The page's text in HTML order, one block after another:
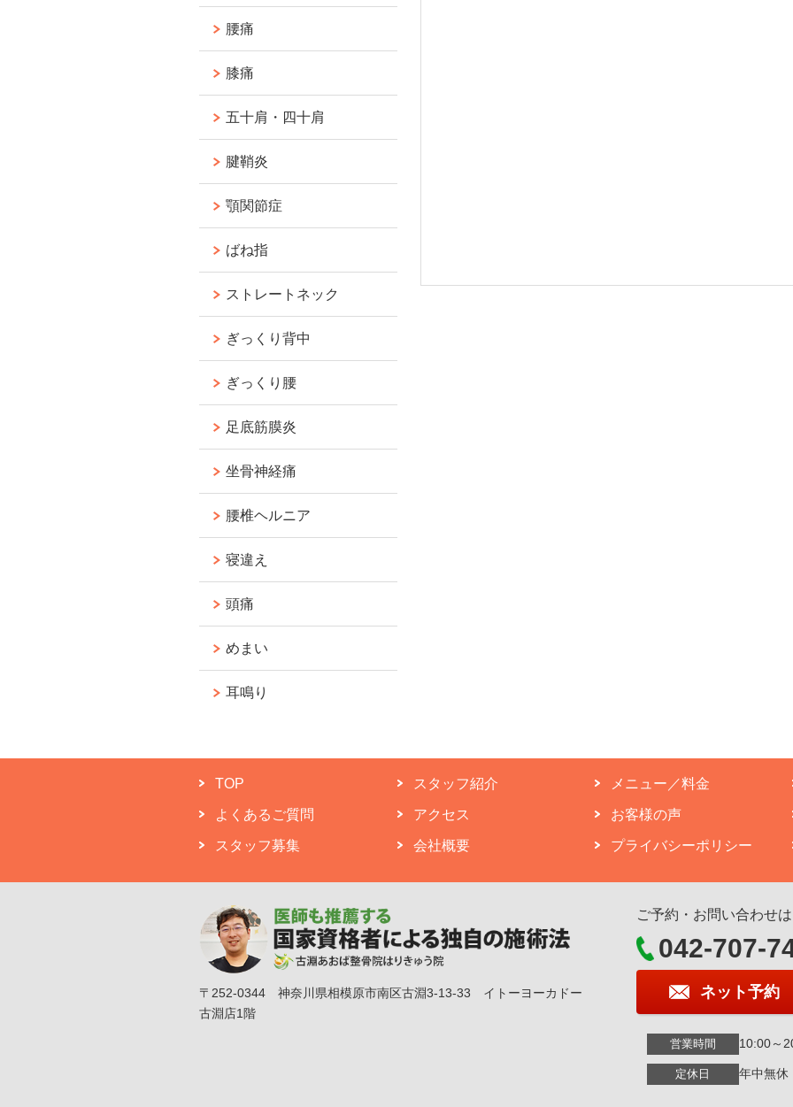
腰痛
膝痛
五十肩・四十肩
腱鞘炎
顎関節症
ばね指
ストレートネック
ぎっくり背中
ぎっくり腰
足底筋膜炎
坐骨神経痛
腰椎ヘルニア
寝違え
頭痛
めまい
耳鳴り
TOP スタッフ紹介 メニュー／料金
よくあるご質問 アクセス お客様の声
スタッフ募集 会社概要 プライバシーポリシー
〒252-0344 神奈川県相模原市南区古淵3-13-33 イトーヨーカドー
古淵店1階
ご予約・お問い合わせ
042-707-
ネット予約
営業時間 10:00～
定休日 年中無休